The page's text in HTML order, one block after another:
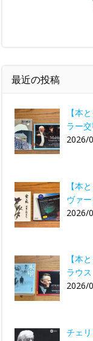
最近の投稿
【本
ラー
2026/
【本
ヴァ
2026/
【本
ラウ
2026/
チェ